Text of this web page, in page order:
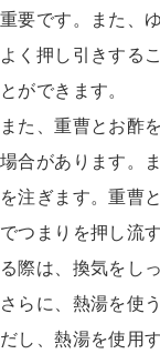
重要です。また、
よく押し引きする
とができます。
また、重曹とお酢
場合があります。
を注ぎます。重曹
でつまりを押し流
る際は、換気をし
さらに、熱湯を使
だし、熱湯を使用